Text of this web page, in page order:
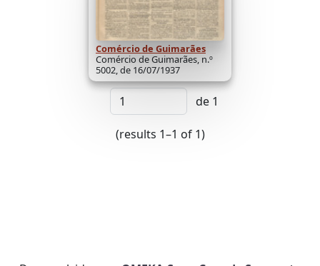
Comércio de Guimarães
Comércio de Guimarães, n.º
5002, de 16/07/1937
de 1
(results 1–1 of 1)